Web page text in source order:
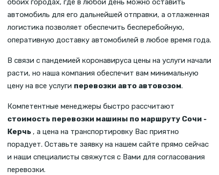
обоих городах, где в любой день можно оставить
автомобиль для его дальнейшей отправки, а отлаженная
логистика позволяет обеспечить бесперебойную,
оперативную доставку автомобилей в любое время года.
В связи с пандемией коронавируса цены на услуги начали
расти, но наша компания обеспечит вам минимальную
цену на все услуги перевозки авто автовозом.
Компетентные менеджеры быстро рассчитают
стоимость перевозки машины по маршруту Сочи -
Керчь , а цена на транспортировку Вас приятно
порадует. Оставьте заявку на нашем сайте прямо сейчас
и наши специалисты свяжутся с Вами для согласования
перевозки.